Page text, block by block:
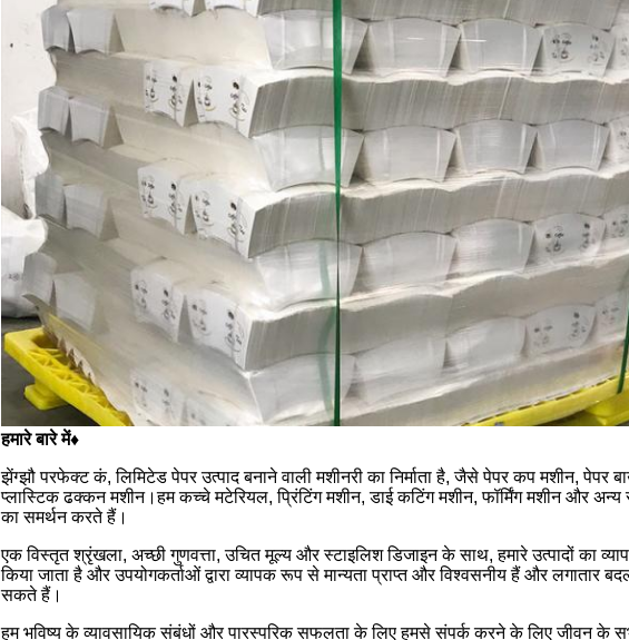
हमारे बारे में♦
झेंग्झौ परफेक्ट कं, लिमिटेड पेपर उत्पाद बनाने वाली मशीनरी का निर्माता है, जैसे पेपर कप मशीन, पेपर
प्लास्टिक ढक्कन मशीन।हम कच्चे मटेरियल, प्रिंटिंग मशीन, डाई कटिंग मशीन, फॉर्मिंग मशीन और
का समर्थन करते हैं।
एक विस्तृत श्रृंखला, अच्छी गुणवत्ता, उचित मूल्य और स्टाइलिश डिजाइन के साथ, हमारे उत्पादों का
किया जाता है और उपयोगकर्ताओं द्वारा व्यापक रूप से मान्यता प्राप्त और विश्वसनीय हैं और लगातार
सकते हैं।
हम भविष्य के व्यावसायिक संबंधों और पारस्परिक सफलता के लिए हमसे संपर्क करने के लिए जीवन के